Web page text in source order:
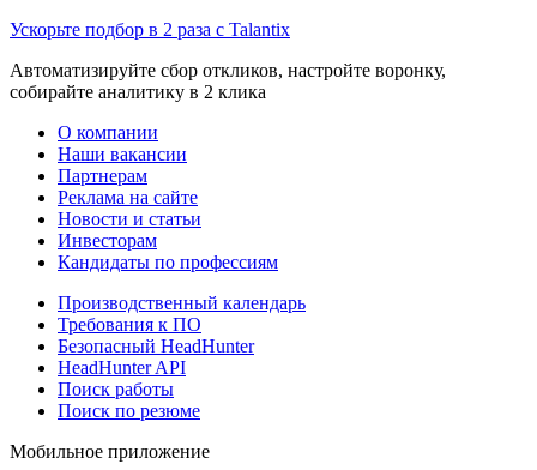
Ускорьте подбор в 2 раза с Talantix
Автоматизируйте сбор откликов, настройте воронку,
собирайте аналитику в 2 клика
О компании
Наши вакансии
Партнерам
Реклама на сайте
Новости и статьи
Инвесторам
Кандидаты по профессиям
Производственный календарь
Требования к ПО
Безопасный HeadHunter
HeadHunter API
Поиск работы
Поиск по резюме
Мобильное приложение